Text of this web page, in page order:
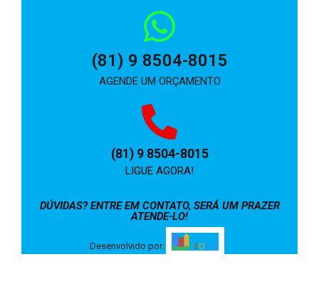
(81) 9 8504-8015
AGENDE UM ORÇAMENTO
(81) 9 8504-8015
LIGUE AGORA!
DÚVIDAS? ENTRE EM CONTATO, SERÁ UM PRAZER
ATENDE-LO!
Desenvolvido por: